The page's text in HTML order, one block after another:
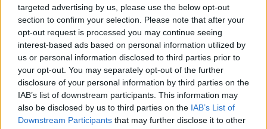
targeted advertising by us, please use the below opt-out
section to confirm your selection. Please note that after your
opt-out request is processed you may continue seeing
interest-based ads based on personal information utilized by
us or personal information disclosed to third parties prior to
your opt-out. You may separately opt-out of the further
disclosure of your personal information by third parties on the
IAB’s list of downstream participants. This information may
also be disclosed by us to third parties on the IAB’s List of
Downstream Participants that may further disclose it to other
ΣΥΛΛΟΓΟΙ
Γέλιο μέχρι δακρύων με την ποντιακή κωμωδία «Η
Σαββατού»
1/06/2025 - 4:40μμ